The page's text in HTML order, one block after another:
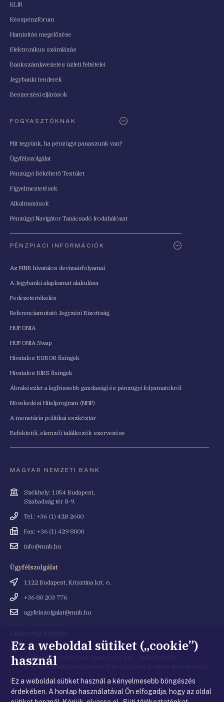
KLIR
Készpénzfórum
Hamisítás megelőzése
Elektronikus számlázás
Bankszámlavezetés üzleti feltételei
Jegybanki tenderek
Beszerzési eljárások
FOGYASZTÓKNAK
Mit tegyünk, ha pénzügyi panaszunk van?
Ügyfélszolgálat
Pénzügyi Békéltető Testület
Figyelmeztetések
Alkalmazások
Pénzügyi Navigátor Tanácsadó Irodahálózat
PÉNZPIACI INFORMÁCIÓK
Az MNB hivatalos devizaárfolyamai
A Jegybanki alapkamat alakulása
Fedezetértékelés
Referenciamutató Jegyzési Bizottság
HUFONIA
HUFONIA Swap
Hivatalos BUBOR fixingek
Hivatalos BIRS fixingek
Ábrakészlet a legfrissebb gazdasági és pénzügyi folyamatokról
Növekedési Hitelprogram (NHP)
A monetáris politikai eszköztár
Befektetői, elemzői találkozók szervezése
MAGYAR NEMZETI BANK
Cím
Székhely: 1054 Budapest,
Szabadság tér 8-9.
Telefonszám
Tel.: +36 (1) 428 2600
Fax
Fax: +36 (1) 429 8000
Emailinfo@mnb.hu
Ügyfélszolgálat
Cím
1122 Budapest, Krisztina krt. 6.
Telefonszám
+36 80 203 776
Emailugyfelszolgalat@mnb.hu
Cím 1054 Budapest, Kiss Ernő utca 1.
(a Magyar Nemzeti Bank Budapest V. ker., Szabadság tér
8-9. szám alatti székházának Kiss Ernő utca 1. szám alatti bejárata)
Email
cím
penztar@mnb.hu
Ez a weboldal sütiket („cookie”)
használ
Ez a weboldal sütiket használ a kényelmesebb böngészés
érdekében. A honlap használatával Ön elfogadja, hogy az oldal